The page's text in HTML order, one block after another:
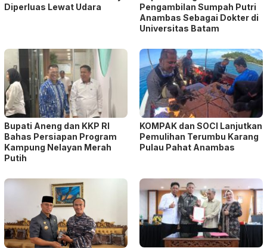
Diperluas Lewat Udara
Pengambilan Sumpah Putri
Anambas Sebagai Dokter di
Universitas Batam
Bupati Aneng dan KKP RI
Bahas Persiapan Program
Kampung Nelayan Merah
Putih
KOMPAK dan SOCI Lanjutkan
Pemulihan Terumbu Karang
Pulau Pahat Anambas